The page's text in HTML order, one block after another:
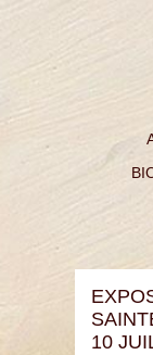
10